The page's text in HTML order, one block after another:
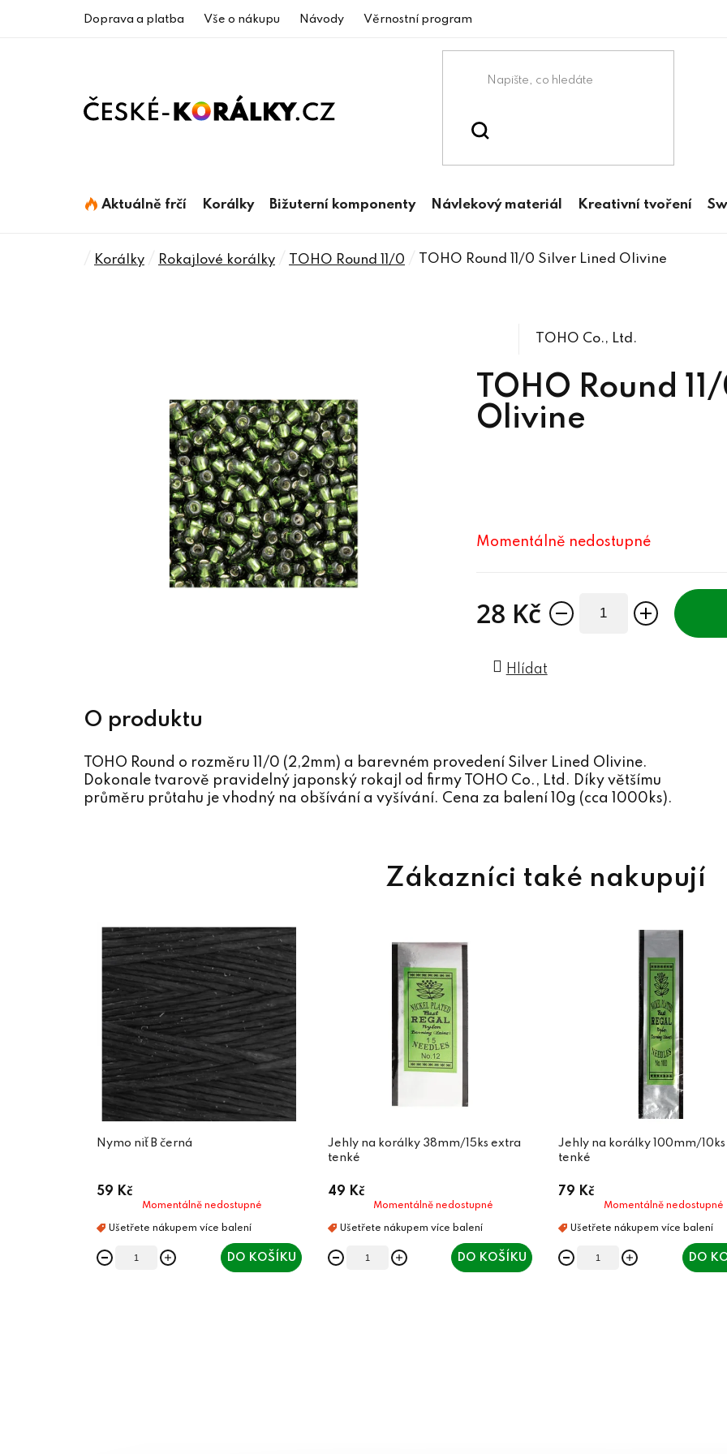
Doprava a platba Vše o nákupu Návody Věrnostní program
Aktuálně frčí Korálky Bižuterní komponenty Návlekový materiál Kreativní tvoření
Domů
Korálky Rokajlové korálky TOHO Round 11/0 TOHO Round 11/0 Silver Lined Olivine
TOHO Round
Olivine
TOHO Co., Ltd.
Momentálně nedostupné
28 Kč
Hlídat
TOHO Round o rozměru 11/0 (2,2mm) a barevném provedení Silver Lined Olivine.
Dokonale tvarově pravidelný japonský rokajl od firmy TOHO Co., Ltd. Díky většímu
průměru průtahu je vhodný na obšívání a vyšívání. Cena za balení 10g (cca 1000ks).
Nymo niť B černá
59 Kč
Momentálně nedostupné
DO KOŠÍKU
Jehly na korálky 38mm/15ks extra
tenké
49 Kč
Momentálně nedostupné
DO KOŠÍKU
Jehly na korálky 100mm/
tenké
79 Kč
Momentálně nedostupné
DO